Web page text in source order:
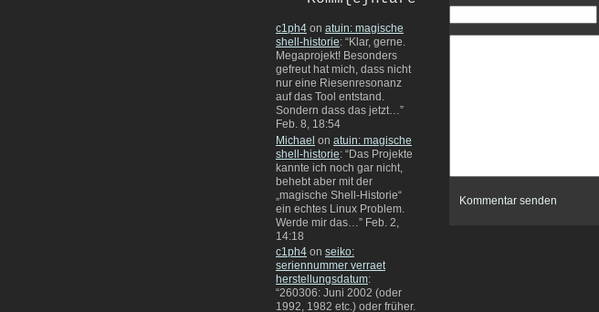
c1ph4 on atuin: magische
shell-historie: “Klar, gerne.
Megaprojekt! Besonders
gefreut hat mich, dass nicht
nur eine Riesenresonanz
auf das Tool entstand.
Sondern dass das jetzt…”
Feb. 8, 18:54
Michael on atuin: magische
shell-historie: “Das Projekte
kannte ich noch gar nicht,
behebt aber mit der
„magische Shell-Historie“
ein echtes Linux Problem.
Werde mir das… ” Feb. 2,
14:18
c1ph4 on seiko:
seriennummer verraet
herstellungsdatum:
“260306: Juni 2002 (oder
1992, 1982 etc.) oder früher.